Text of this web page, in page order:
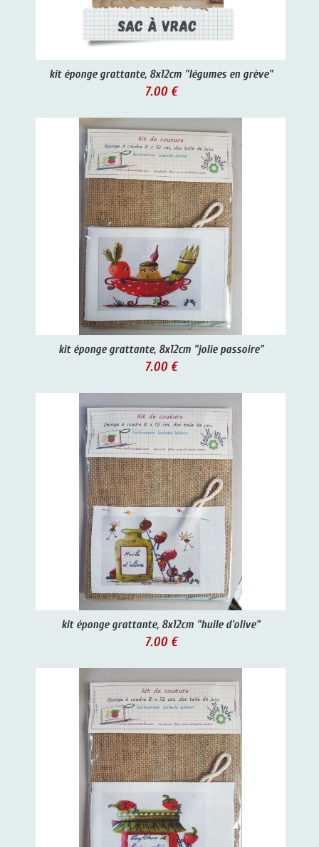
kit éponge grattante, 8x12cm "légumes en grève"
7.00 €
kit éponge grattante, 8x12cm "jolie passoire"
7.00 €
kit éponge grattante, 8x12cm "huile d'olive"
7.00 €